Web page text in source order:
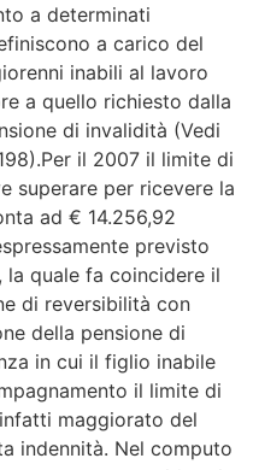
a determinati
a carico del
inabili al lavoro
a quello richiesto dalla
di invalidità (Vedi
il 2007 il limite di
superare per ricevere la
ad € 14.256,92
previsto
la quale fa coincidere il
di reversibilità con
della pensione di
in cui il figlio inabile
il limite di
maggiorato del
indennità. Nel computo